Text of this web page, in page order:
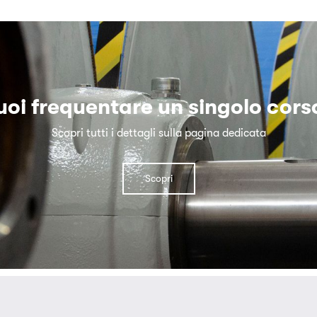
frequentare un singolo
Scopri tutti i dettagli sulla pagina dedicata
Scopri